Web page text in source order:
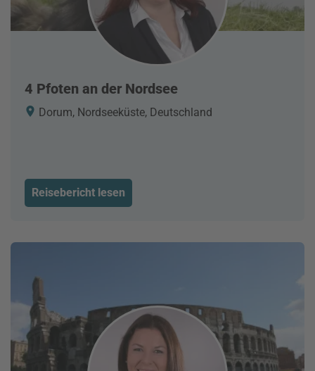
4 Pfoten an der Nordsee
Dorum, Nordseeküste, Deutschland
Reisebericht lesen